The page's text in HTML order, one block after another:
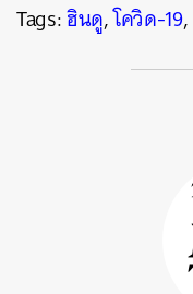
Tags:ฮินดู,โควิด-19,